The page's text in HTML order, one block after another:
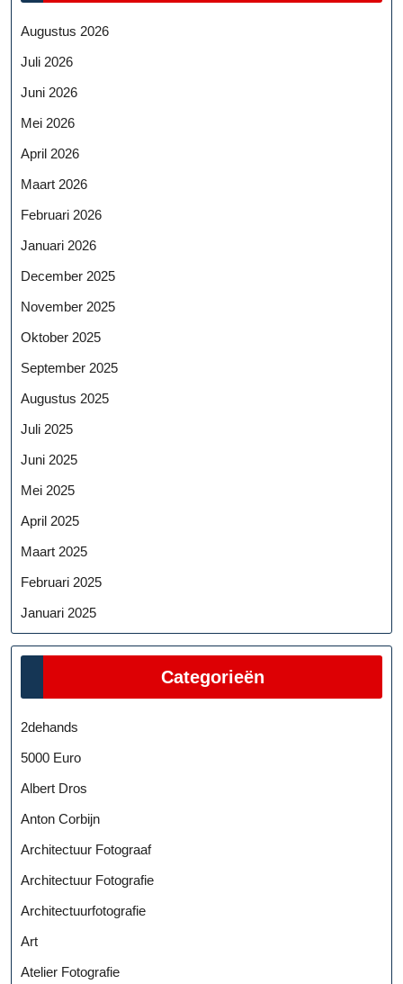
Augustus 2026
Juli 2026
Juni 2026
Mei 2026
April 2026
Maart 2026
Februari 2026
Januari 2026
December 2025
November 2025
Oktober 2025
September 2025
Augustus 2025
Juli 2025
Juni 2025
Mei 2025
April 2025
Maart 2025
Februari 2025
Januari 2025
Categorieën
2dehands
5000 Euro
Albert Dros
Anton Corbijn
Architectuur Fotograaf
Architectuur Fotografie
Architectuurfotografie
Art
Atelier Fotografie